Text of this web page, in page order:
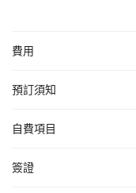
費用
預訂須知
自費項目
簽證